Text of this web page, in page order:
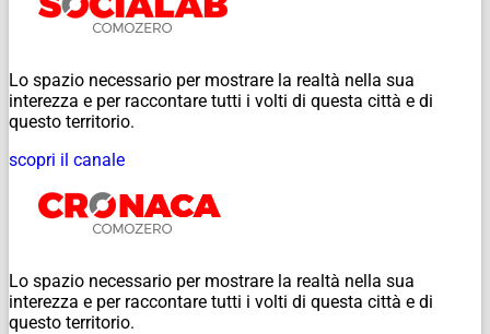
Lo spazio necessario per mostrare la realtà nella sua
interezza e per raccontare tutti i volti di questa città e di
questo territorio.
scopri il canale
Lo spazio necessario per mostrare la realtà nella sua
interezza e per raccontare tutti i volti di questa città e di
questo territorio.